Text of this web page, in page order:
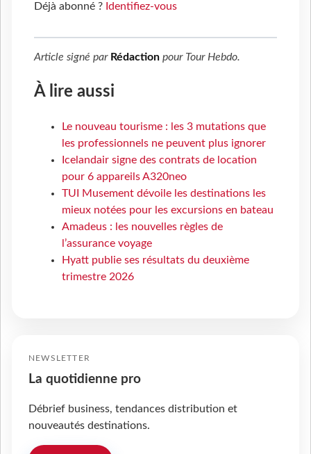
Déjà abonné ? Identifiez-vous
Article signé par Rédaction pour Tour Hebdo.
À lire aussi
Le nouveau tourisme : les 3 mutations que
les professionnels ne peuvent plus ignorer
Icelandair signe des contrats de location
pour 6 appareils A320neo
TUI Musement dévoile les destinations les
mieux notées pour les excursions en bateau
Amadeus : les nouvelles règles de
l’assurance voyage
Hyatt publie ses résultats du deuxième
trimestre 2026
NEWSLETTER
La quotidienne pro
Débrief business, tendances distribution et
nouveautés destinations.